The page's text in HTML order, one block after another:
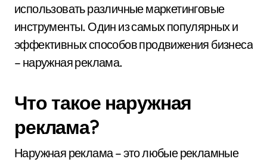
использовать различные маркетинговые
инструменты. Один из самых популярных и
эффективных способов продвижения бизнеса
– наружная реклама.
Что такое наружная
реклама?
Наружная реклама – это любые рекламные